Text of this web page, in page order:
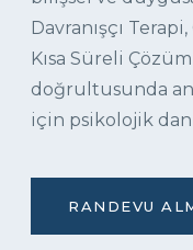
Davranışçı
Kısa Süreli
doğrultusunda
için psikolojik
RANDEVU